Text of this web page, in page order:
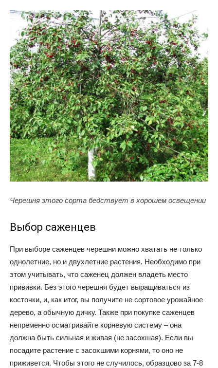
Черешня этого сорта бедствует в хорошем освещении
Выбор саженцев
При выборе саженцев черешни можно хватать не только
однолетние, но и двухлетние растения. Необходимо при
этом учитывать, что саженец должен владеть место
прививки. Без этого черешня будет выращиваться из
косточки, и, как итог, вы получите не сортовое урожайное
дерево, а обычную дичку. Также при покупке саженцев
непременно осматривайте корневую систему – она
должна быть сильная и живая (не засохшая). Если вы
посадите растение с засохшими корнями, то оно не
приживется. Чтобы этого не случилось, образцово за 7-8